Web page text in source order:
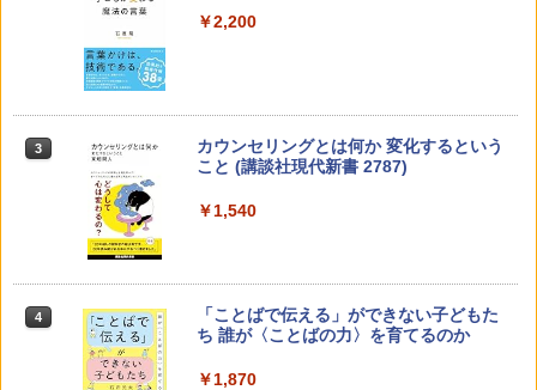
￥2,200
3
カウンセリングとは何か 変化するという
こと (講談社現代新書 2787)
￥1,540
4
「ことばで伝える」ができない子どもた
ち 誰が〈ことばの力〉を育てるのか
￥1,870